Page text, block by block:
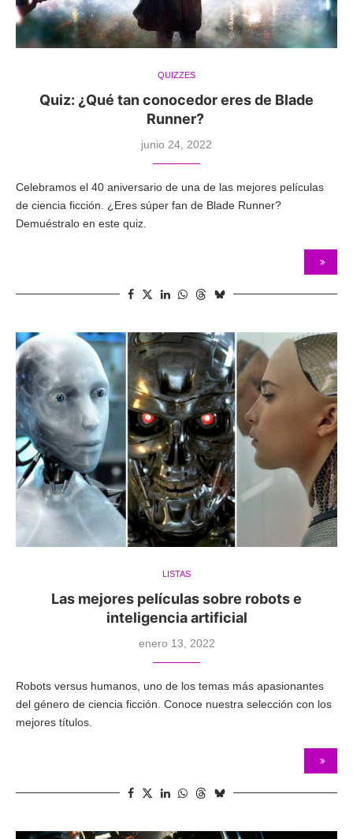
QUIZZES
Quiz: ¿Qué tan conocedor eres de Blade
Runner?
junio 24, 2022
Celebramos el 40 aniversario de una de las mejores películas
de ciencia ficción. ¿Eres súper fan de Blade Runner?
Demuéstralo en este quiz.
LISTAS
Las mejores películas sobre robots e
inteligencia artificial
enero 13, 2022
Robots versus humanos, uno de los temas más apasionantes
del género de ciencia ficción. Conoce nuestra selección con los
mejores títulos.